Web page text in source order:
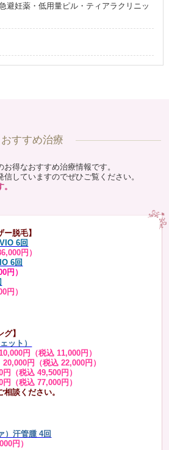
避妊薬・低用量ピル・ティアラクリニッ
おすすめ治療
得なおすすめ治療情報です。
していますのでぜひご覧ください。
ー脱毛】
6回
円）
6回
円）
円）
】
ット）
10,000円（税込 11,000円）
20,000円（税込 22,000円）
円（税込 49,500円）
円（税込 77,000円）
談ください。
）汗管腫 4回
円）